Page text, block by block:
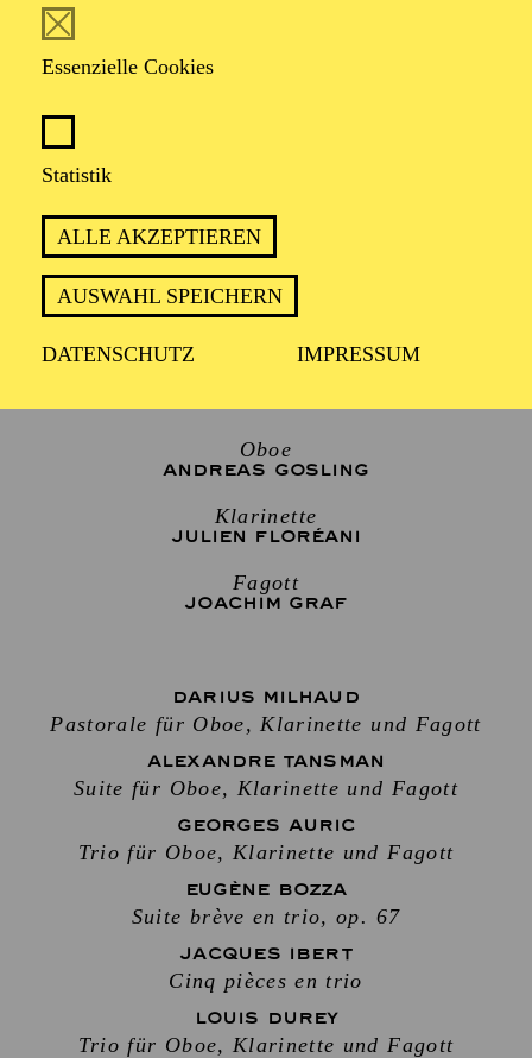
Essenzielle Cookies
Statistik
ALLE AKZEPTIEREN
AUSWAHL SPEICHERN
DATENSCHUTZ IMPRESSUM
TERMIN
Sonntag 15. November 2026
2 Stunden, inkl. Pause
Oboe
ANDREAS GOSLING
Klarinette
JULIEN FLORÉANI
Fagott
JOACHIM GRAF
DARIUS MILHAUD
Pastorale für Oboe, Klarinette und Fagott
ALEXANDRE TANSMAN
Suite für Oboe, Klarinette und Fagott
GEORGES AURIC
Trio für Oboe, Klarinette und Fagott
EUGÈNE BOZZA
Suite brève en trio, op. 67
JACQUES IBERT
Cinq pièces en trio
LOUIS DUREY
Trio für Oboe, Klarinette und Fagott